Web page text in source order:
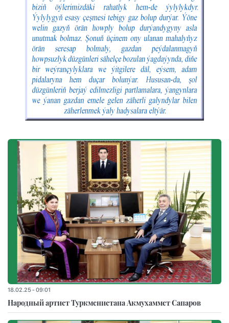
18.02.25 - 09:01
Народный артист Туркменистана Акмухаммет Сапаров